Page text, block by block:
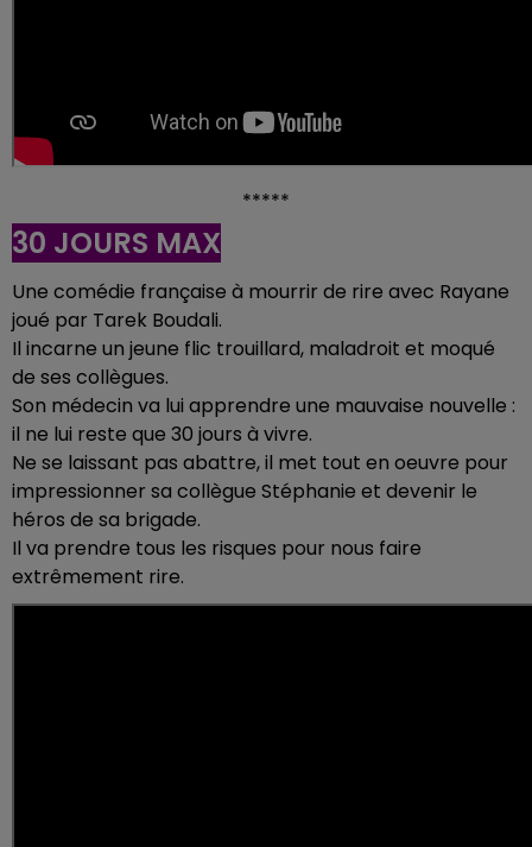
*****
30 JOURS MAX
Une comédie française à mourrir de rire avec Rayane
joué par Tarek Boudali.
Il incarne un jeune flic trouillard, maladroit et moqué
de ses collègues.
Son médecin va lui apprendre une mauvaise nouvelle :
il ne lui reste que 30 jours à vivre.
Ne se laissant pas abattre, il met tout en oeuvre pour
impressionner sa collègue Stéphanie et devenir le
héros de sa brigade.
Il va prendre tous les risques pour nous faire
extrêmement rire.